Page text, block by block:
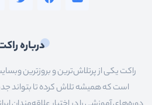
درباره
راکت یکی از پرتلاش‌ترین و بروزترین
است که همیشه تلاش کرده تا بتواند